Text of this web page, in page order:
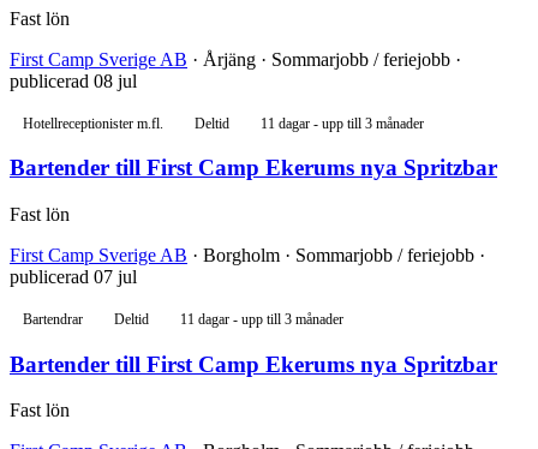
Fast lön
First Camp Sverige AB · Årjäng · Sommarjobb / feriejobb ·
publicerad 08 jul
Hotellreceptionister m.fl. Deltid 11 dagar - upp till 3 månader
Bartender till First Camp Ekerums nya Spritzbar
Fast lön
First Camp Sverige AB · Borgholm · Sommarjobb / feriejobb ·
publicerad 07 jul
Bartendrar Deltid 11 dagar - upp till 3 månader
Bartender till First Camp Ekerums nya Spritzbar
Fast lön